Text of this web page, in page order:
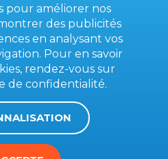
pour améliorer nos
des publicités
en analysant vos
Pour en savoir
rendez-vous sur
de confidentialité.